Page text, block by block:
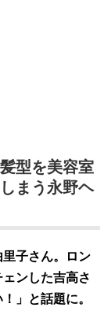
型を美容室
まう永野ヘ
里子さん。ロン
ンした吉高さ
」と話題に。